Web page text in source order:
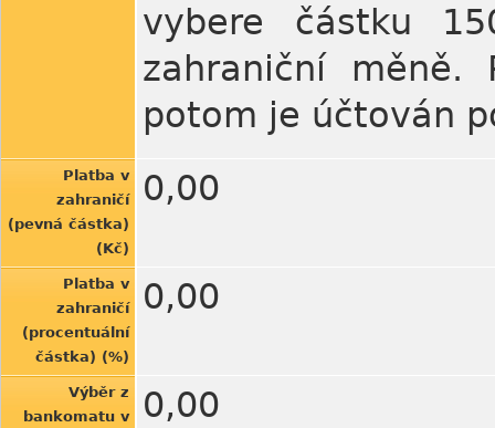
vybere částku
zahraniční měně.
potom je účtován
Platba v
zahraničí
(pevná částka)
(Kč)
0,00
Platba v
zahraničí
(procentuální
částka) (%)
0,00
Výběr z
bankomatu v
0,00